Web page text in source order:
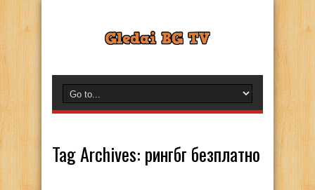
Tag Archives: рингбг безплатно